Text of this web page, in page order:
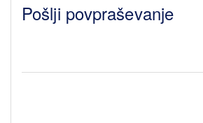
Pošlji povpraševanje